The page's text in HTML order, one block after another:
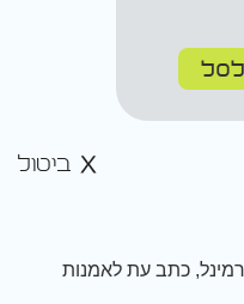
ביטול
כתב עת לאמנות